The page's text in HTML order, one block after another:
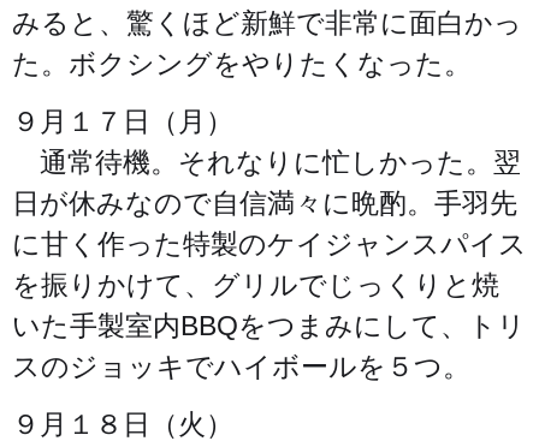
みると、驚くほど新鮮で非常に面白かっ
た。ボクシングをやりたくなった。
９月１７日（月）
通常待機。それなりに忙しかった。翌
日が休みなので自信満々に晩酌。手羽先
に甘く作った特製のケイジャンスパイス
を振りかけて、グリルでじっくりと焼
いた手製室内BBQをつまみにして、トリ
スのジョッキでハイボールを５つ。
９月１８日（火）